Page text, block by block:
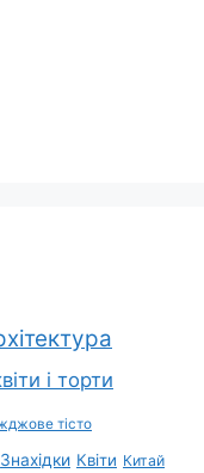
і торти
тісто
Знахідки Квіти Китай